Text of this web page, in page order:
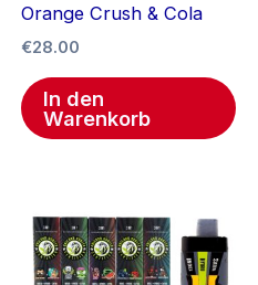
Orange Crush & Cola
€28.00
In den
Warenkorb